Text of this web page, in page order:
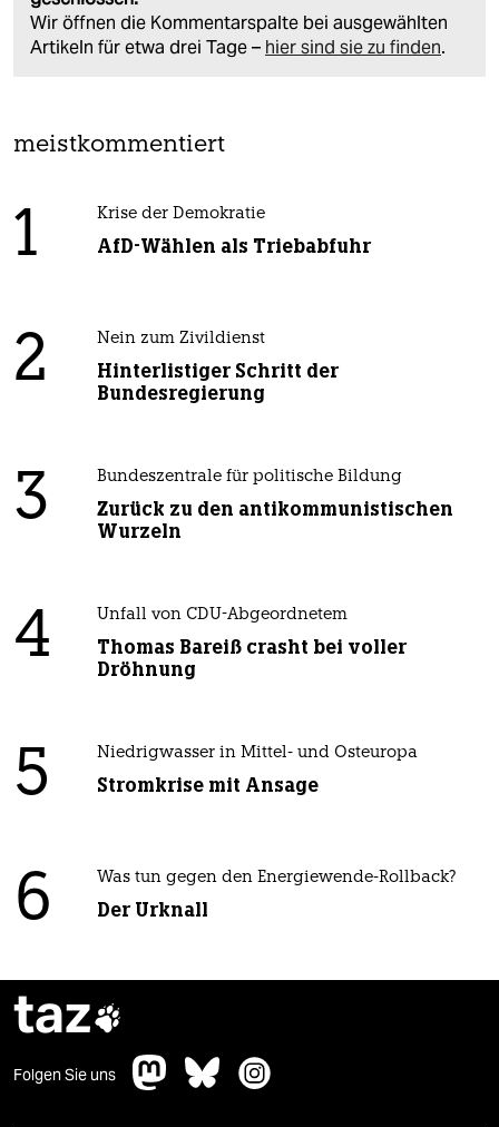
Wir öffnen die Kommentarspalte bei ausgewählten
Artikeln für etwa drei Tage – hier sind sie zu finden.
meistkommentiert
1 Krise der Demokratie
AfD-Wählen als Triebabfuhr
2 Nein zum Zivildienst
Hinterlistiger Schritt der
Bundesregierung
3 Bundeszentrale für politische Bildung
Zurück zu den antikommunistischen
Wurzeln
4 Unfall von CDU-Abgeordnetem
Thomas Bareiß crasht bei voller
Dröhnung
5 Niedrigwasser in Mittel- und Osteuropa
Stromkrise mit Ansage
6 Was tun gegen den Energiewende-Rollback?
Der Urknall
taz
Folgen Sie uns